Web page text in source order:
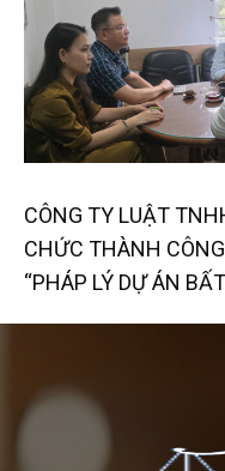
CÔNG TY LUẬT
CHỨC THÀNH
“PHÁP LÝ DỰ ÁN